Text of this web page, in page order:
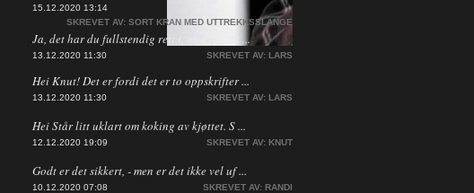
15.12.2020 13:14
SKREVET AV: SORT KRAN MED UTTREKKSSLANGE
Ja, det har du fullstendig rett i, men jeg ha ...
13.12.2020 11:30 SKREVET AV: LARS
Hei Knut! Det er fordi det er to oppskrifter ...
13.12.2020 11:30 SKREVET AV: LARS
Hei Står litt uklart om koking av kjøttet. S ...
12.12.2020 19:09 SKREVET AV: KNUT
Godt er det sikkert, - men er det ikke vel uf ...
10.12.2020 07:08 SKREVET AV: RANDI